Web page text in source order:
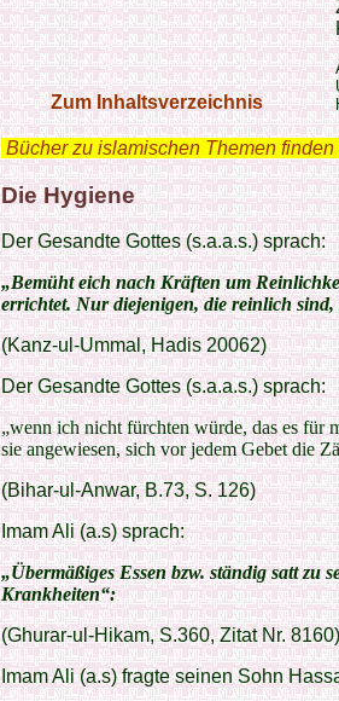
Zum Inhaltsverzeichnis
Bücher zu islamischen Themen finden
Die Hygiene
Der Gesandte Gottes (s.a.a.s.) sprach:
„Bemüht eich nach Kräften um
errichtet. Nur diejenigen, die reinlich
(Kanz-ul-Ummal, Hadis 20062)
Der Gesandte Gottes (s.a.a.s.) sprach:
„wenn ich nicht fürchten würde, das es für
sie angewiesen, sich vor jedem Gebet die
(Bihar-ul-Anwar, B.73, S. 126)
Imam Ali (a.s) sprach:
„Übermäßiges Essen bzw. ständig satt zu
Krankheiten“:
(Ghurar-ul-Hikam, S.360, Zitat Nr. 8160)
Imam Ali (a.s) fragte seinen Sohn